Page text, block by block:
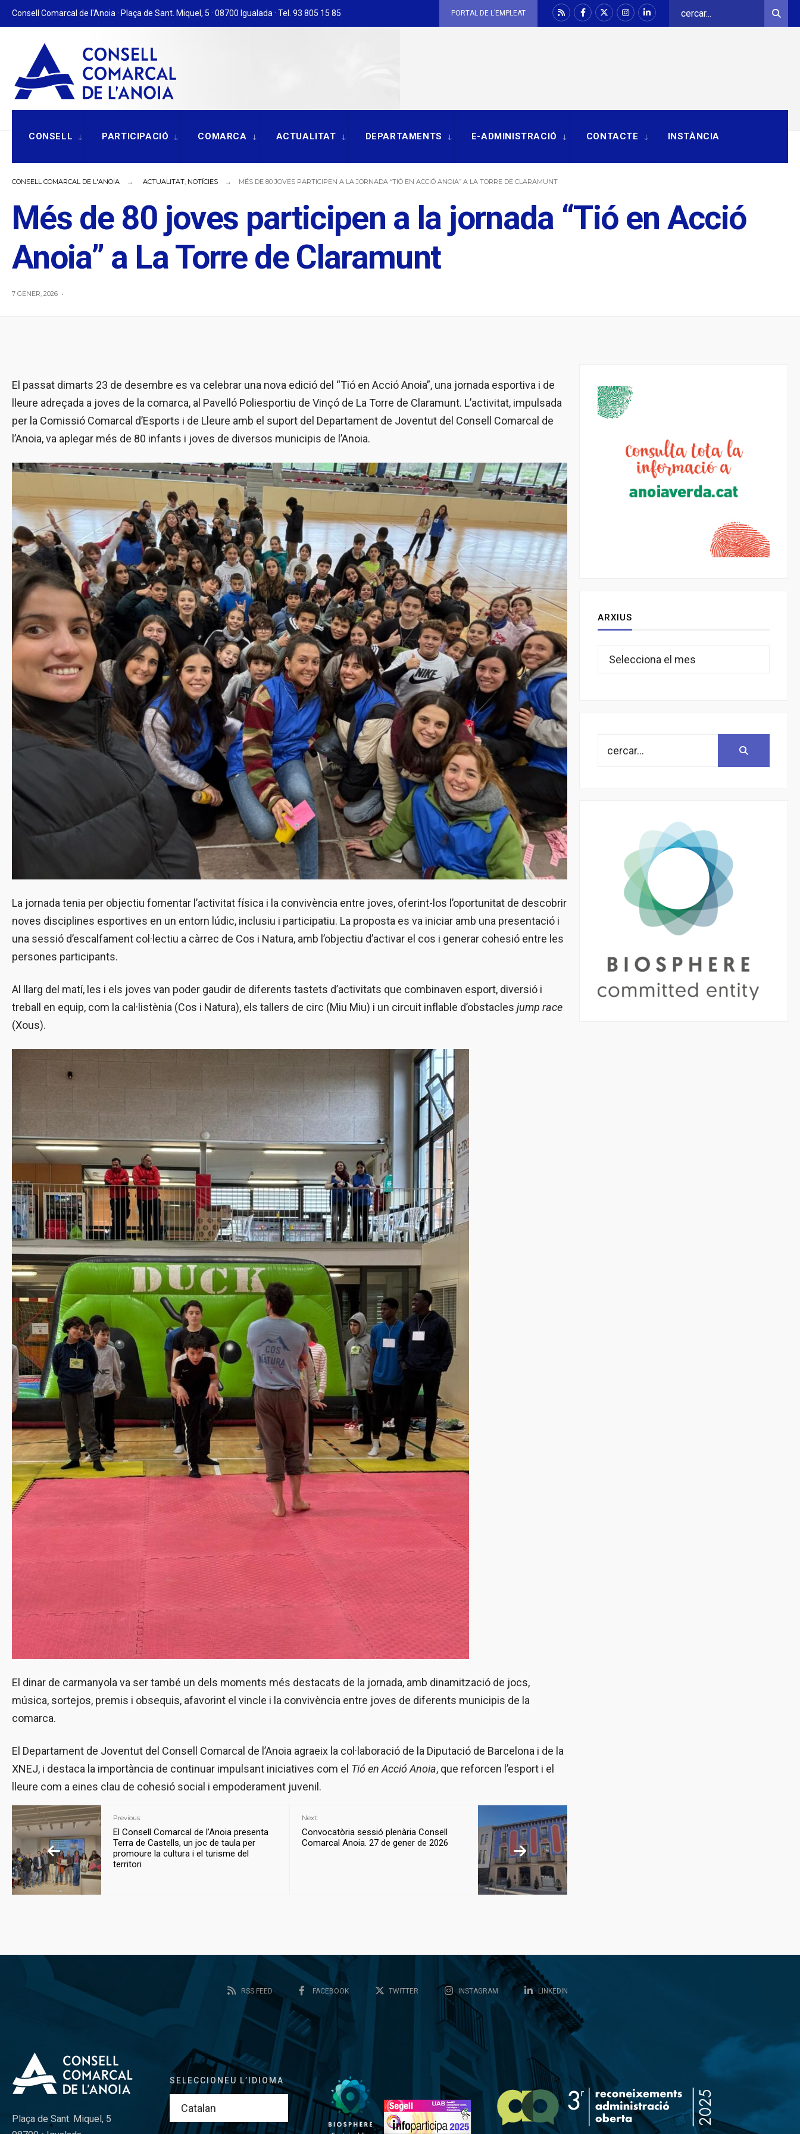
Skip
to
Consell Comarcal de l'Anoia · Plaça de Sant. Miquel, 5 · 08700 Igualada · Tel. 93 805 15 85
for:
PORTAL DE L’EMPLEAT
CONSELL PARTICIPACIÓ COMARCA ACTUALITAT DEPARTAMENTS E-ADMINISTRACIÓ CONTACTE INSTÀNCIA
CONSELL COMARCAL DE L'ANOIA ACTUALITAT NOTÍCIES MÉS DE 80 JOVES PARTICIPEN A LA JORNADA “TIÓ EN ACCIÓ ANOIA” A LA TORRE DE CLARAMUNT
Més de 80 joves participen a la jornada “Tió en Acció
Anoia” a La Torre de Claramunt
7 GENER, 2026 •
El passat dimarts 23 de desembre es va celebrar una nova edició del “Tió en Acció Anoia”, una jornada esportiva i de
lleure adreçada a joves de la comarca, al Pavelló Poliesportiu de Vinçó de La Torre de Claramunt. L’activitat, impulsada
per la Comissió Comarcal d’Esports i de Lleure amb el suport del Departament de Joventut del Consell Comarcal de
l’Anoia, va aplegar més de 80 infants i joves de diversos municipis de l’Anoia.
La jornada tenia per objectiu fomentar l’activitat física i la convivència entre joves, oferint-los l’oportunitat de descobrir
noves disciplines esportives en un entorn lúdic, inclusiu i participatiu. La proposta es va iniciar amb una presentació i
una sessió d’escalfament col·lectiu a càrrec de Cos i Natura, amb l’objectiu d’activar el cos i generar cohesió entre les
persones participants.
Al llarg del matí, les i els joves van poder gaudir de diferents tastets d’activitats que combinaven esport, diversió i
treball en equip, com la cal·listènia (Cos i Natura), els tallers de circ (Miu Miu) i un circuit inflable d’obstacles jump race
(Xous).
El dinar de carmanyola va ser també un dels moments més destacats de la jornada, amb dinamització de jocs,
música, sortejos, premis i obsequis, afavorint el vincle i la convivència entre joves de diferents municipis de la
comarca.
El Departament de Joventut del Consell Comarcal de l’Anoia agraeix la col·laboració de la Diputació de Barcelona i de la
XNEJ, i destaca la importància de continuar impulsant iniciatives com el Tió en Acció Anoia, que reforcen l’esport i el
lleure com a eines clau de cohesió social i empoderament juvenil.
Previous:
El Consell Comarcal de l’Anoia presenta
Terra de Castells, un joc de taula per
promoure la cultura i el turisme del
territori
Next:
Convocatòria sessió plenària Consell
Comarcal Anoia. 27 de gener de 2026
ARXIUS
RSS FEED FACEBOOK TWITTER INSTAGRAM LINKEDIN
Plaça de Sant. Miquel, 5
SELECCIONEU L’IDIOMA